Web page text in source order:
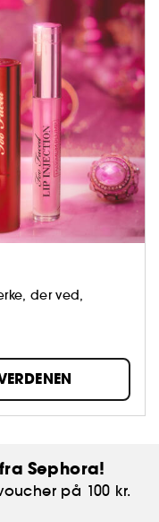
der ved,
kraft.
med selvtillid,
større end
innovative
og
Sephora!
på 100 kr.